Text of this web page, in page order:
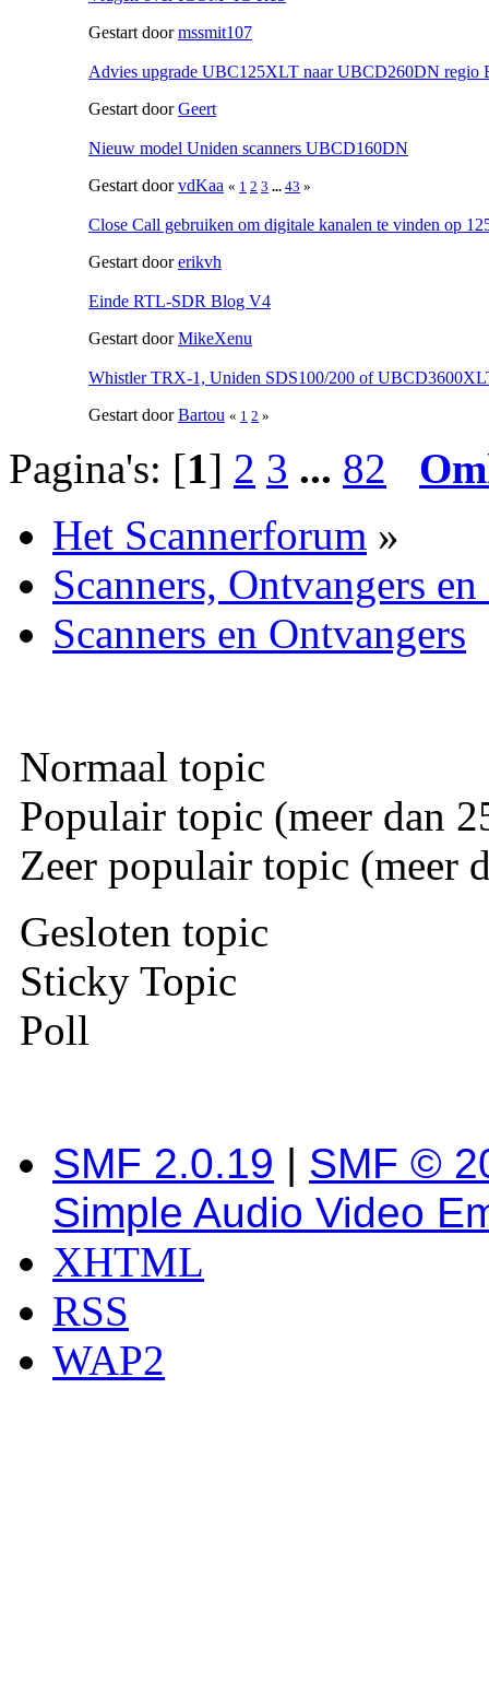
Gestart doormssmit107
Advies upgrade UBC125XLT naar UBCD260DN regio
Gestart doorGeert
Nieuw model Uniden scanners UBCD160DN
Gestart doorvdKaa « 1 2 3 ... 43 »
Close Call gebruiken om digitale kanalen te vinden op
Gestart doorerikvh
Einde RTL-SDR Blog V4
Gestart doorMikeXenu
Whistler TRX-1, Uniden SDS100/200 of
Gestart doorBartou « 1 2 »
Pagina's: [1] 2 3 ... 82
Het Scannerforum »
Scanners, Ontvangers
Scanners en Ontvangers
Normaal topic
Populair topic (meer dan
Zeer populair topic (meer
Gesloten topic
Sticky Topic
Poll
SMF 2.0.19 | SMF ©
Simple Audio Video
XHTML
RSS
WAP2